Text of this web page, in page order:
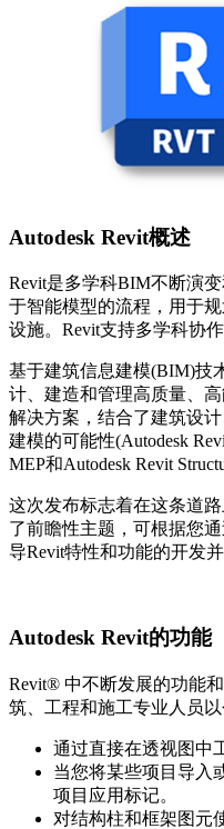
Autodesk Revit概述
Revit是多学科BIM不断演
于智能模型的流程，用于
设施。Revit支持多学科协作
基于建筑信息建模(BIM)技
计、建造和管理高质量、
解决方案，结合了建筑设
建模的可能性(Autodesk
MEP和Autodesk Revit
这次发布标志着在这条道
了前瞻性主题，可根据您
导Revit特性和功能的开发
Autodesk Revit的功能
Revit® 中不断发展的功能
筑、工程和施工专业人员
通过直接在透视图中
当您将某些项目导入
项目应用标记。
对结构柱和框架图元